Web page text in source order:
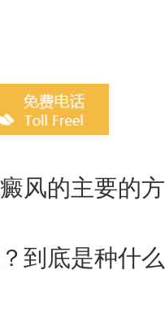
风的主要的方
到底是种什么